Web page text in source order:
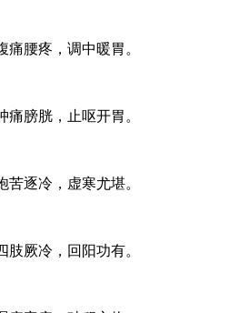
腰疼，调中暖胃。
膀胱，止呕开胃。
逐冷，虚寒尤堪。
肢厥冷，回阳功有。